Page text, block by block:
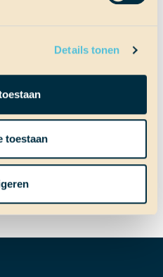
Details tonen
toestaan